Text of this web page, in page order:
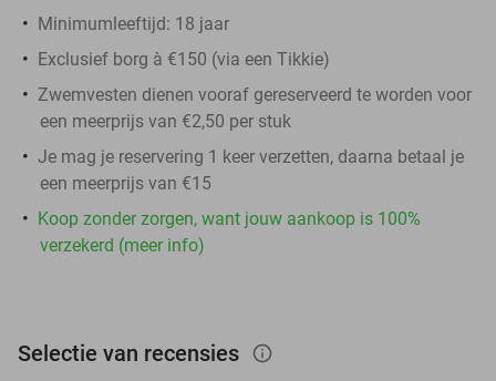
Minimumleeftijd: 18 jaar
Exclusief borg à €150 (via een Tikkie)
Zwemvesten dienen vooraf gereserveerd te worden voor
een meerprijs van €2,50 per stuk
Je mag je reservering 1 keer verzetten, daarna betaal je
een meerprijs van €15
Koop zonder zorgen, want jouw aankoop is 100%
verzekerd (meer info)
Selectie van recensies info_outlined